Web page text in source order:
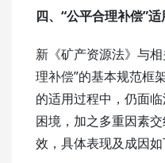
四、“公平合理补偿”
新《矿产资源法》与
理补偿”的基本规范框
的适用过程中，仍面
困境，加之多重因素
效，具体表现及成因如